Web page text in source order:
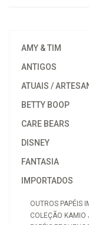
AMY & TIM
ANTIGOS
ATUAIS /
BETTY BOOP
CARE BEARS
DISNEY
FANTASIA
IMPORTADOS
OUTROS PAPÉIS
COLEÇÃO KAMIO